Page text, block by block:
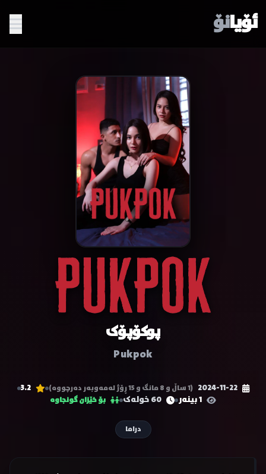
ئۆیانۆ
پوکۆپۆک
Pukpok
2024-11-22 (1 ساڵ و 8 مانگ و 15 ڕۆژ لەمەوبەر دەرچووە)
3.2
1 بینەر
60 خولەک بۆ خێزان گونجاوە
دراما